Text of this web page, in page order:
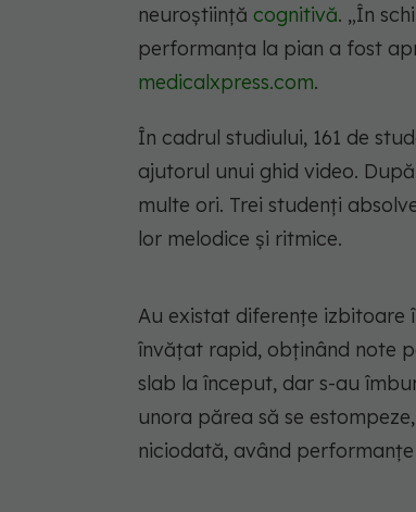
neuroștiință cognitivă. „În
performanța la pian a fost
medicalxpress.com.
În cadrul studiului, 161 de
ajutorul unui ghid video.
multe ori. Trei studenți
lor melodice și ritmice.
Au existat diferențe izbitoare
învățat rapid, obținând note
slab la început, dar s-au
unora părea să se
niciodată, având